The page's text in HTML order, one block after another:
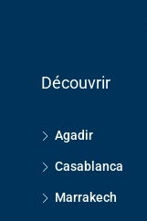
Découvrir
Agadir
Casablanca
Marrakech